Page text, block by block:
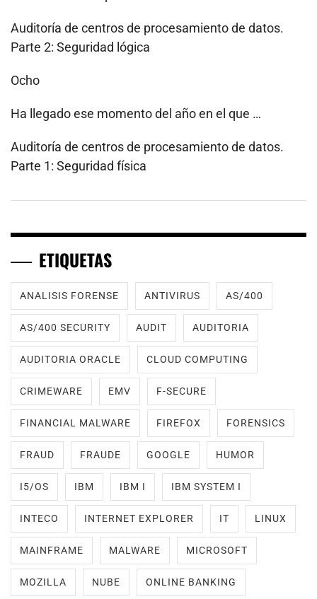
Auditoría de centros de procesamiento de datos.
Parte 2: Seguridad lógica
Ocho
Ha llegado ese momento del año en el que …
Auditoría de centros de procesamiento de datos.
Parte 1: Seguridad física
ETIQUETAS
ANALISIS FORENSE ANTIVIRUS AS/400
AS/400 SECURITY AUDIT AUDITORIA
AUDITORIA ORACLE CLOUD COMPUTING
CRIMEWARE EMV F-SECURE
FINANCIAL MALWARE FIREFOX FORENSICS
FRAUD FRAUDE GOOGLE HUMOR
I5/OS IBM IBM I IBM SYSTEM I
INTECO INTERNET EXPLORER IT LINUX
MAINFRAME MALWARE MICROSOFT
MOZILLA NUBE ONLINE BANKING